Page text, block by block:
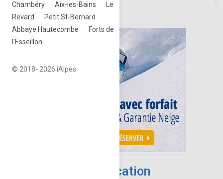
Chambéry Aix-les-Bains
Le
Revard
Petit St-Bernard
Abbaye Hautecombe
Forts de
l'Esseillon
© 2018- 2026 iAlpes
Rechercher une location